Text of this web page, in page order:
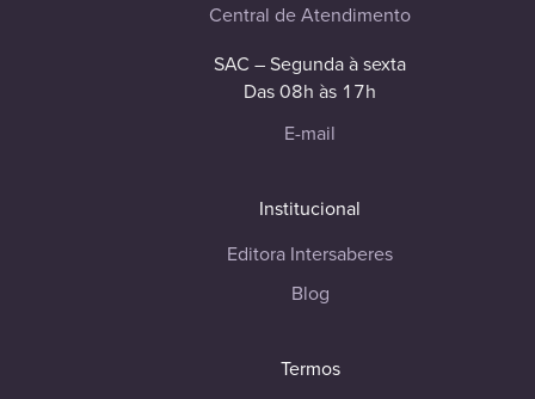
Central de Atendimento
SAC – Segunda à sexta
Das 08h às 17h
E-mail
Institucional
Editora Intersaberes
Blog
Termos